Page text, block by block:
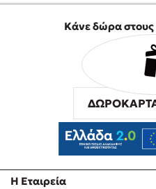
Η Εταιρεία
Κάνε δώρα